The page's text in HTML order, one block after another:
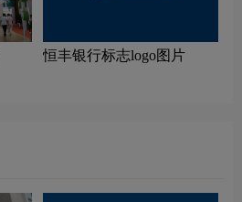
恒丰银行标志logo图片